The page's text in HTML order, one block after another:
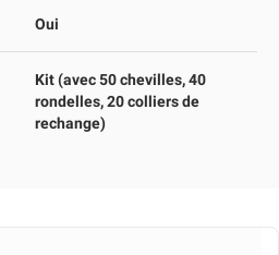
Oui
Kit (avec 50 chevilles, 40
rondelles, 20 colliers de
rechange)